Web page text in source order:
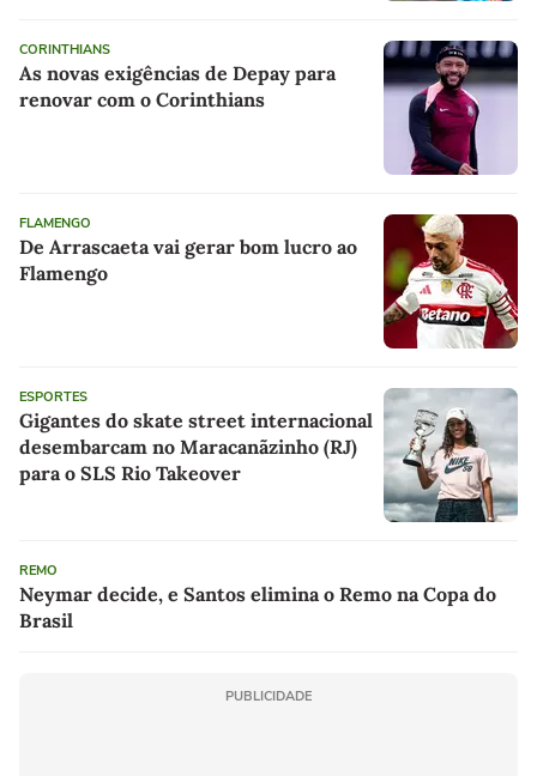
CORINTHIANS
As novas exigências de Depay para
renovar com o Corinthians
FLAMENGO
De Arrascaeta vai gerar bom lucro ao
Flamengo
ESPORTES
Gigantes do skate street internacional
desembarcam no Maracanãzinho (RJ)
para o SLS Rio Takeover
REMO
Neymar decide, e Santos elimina o Remo na Copa do
Brasil
PUBLICIDADE